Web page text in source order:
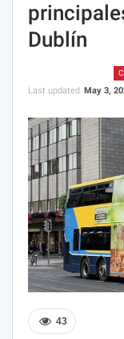
Dublín
Last updated May 3,
43